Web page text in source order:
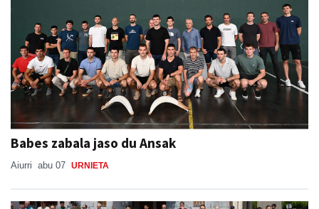
Babes zabala jaso du Ansak
Aiurri abu 07 URNIETA